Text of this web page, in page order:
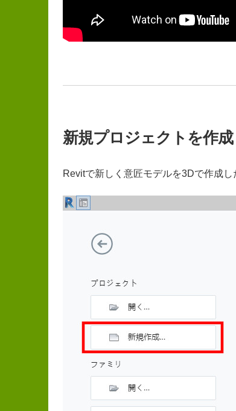
新規プロジェクトを作成
Revitで新しく意匠モデルを3Dで作成